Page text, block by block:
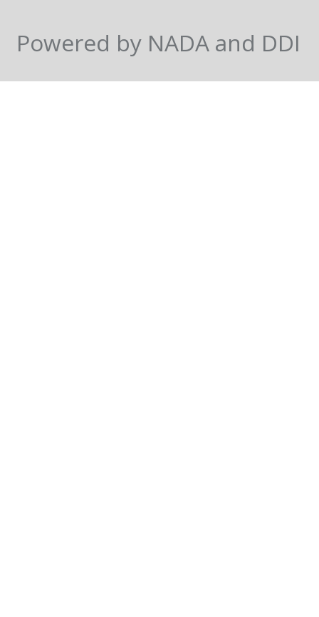
Powered by NADA and DDI